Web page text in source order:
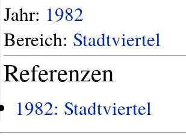
Jahr: 1982
Bereich: Stadtviertel
Referenzen
1982: Stadtviertel